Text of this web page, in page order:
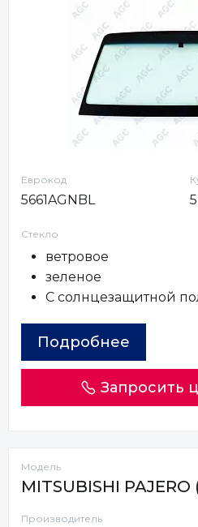
Еврокод
5661AGNBL
Стекло
ветровое
зеленое
С солнцезащитной
Подробнее
Запросить
Модель
MITSUBISHI PAJERO
Производитель